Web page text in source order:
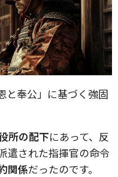
と奉公」に基づく強固
所の配下にあって、反
遣された指揮官の命令
関係だったのです。